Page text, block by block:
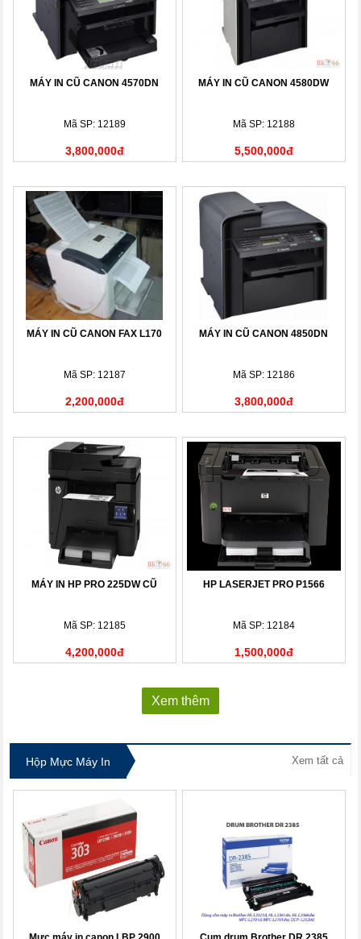
MÁY IN CŨ CANON 4570DN
Mã SP: 12189
3,800,000đ
MÁY IN CŨ CANON 4580DW
Mã SP: 12188
5,500,000đ
MÁY IN CŨ CANON FAX L170
Mã SP: 12187
2,200,000đ
MÁY IN CŨ CANON 4850DN
Mã SP: 12186
3,800,000đ
MÁY IN HP PRO 225DW CŨ
Mã SP: 12185
4,200,000đ
HP LASERJET PRO P1566
Mã SP: 12184
1,500,000đ
Xem thêm
Hộp Mực Máy In Xem tất cả